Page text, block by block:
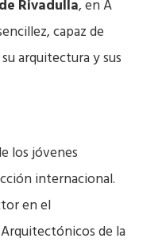
Rivadulla, en A
capaz de
arquitectura y sus
los jóvenes
internacional.
en el
de la